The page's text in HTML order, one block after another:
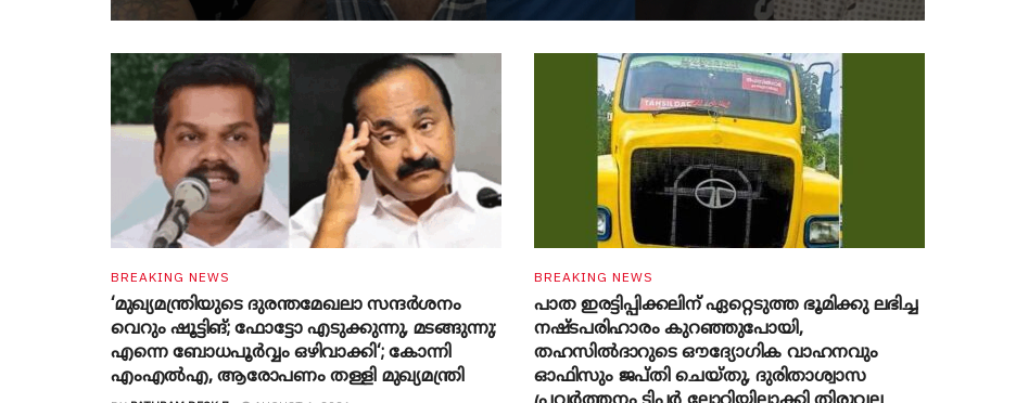
BREAKING NEWS
‘മുഖ്യമന്ത്രിയുടെ ദുരന്തമേഖലാ സന്ദർശനം
വെറും ഷൂട്ടിങ്; ഫോട്ടോ എടുക്കുന്നു, മടങ്ങുന്നു;
എന്നെ ബോധപൂർവ്വം ഒഴിവാക്കി‘; കോന്നി
എംഎൽഎ, ആരോപണം തള്ളി മുഖ്യമന്ത്രി
BREAKING NEWS
പാത ഇരട്ടിപ്പിക്കലിന് ഏറ്റെടുത്ത ഭൂമിക്കു ലഭിച്ച
നഷ്ടപരിഹാരം കുറഞ്ഞുപോയി,
തഹസിൽദാറുടെ ഔദ്യോ​ഗിക വാഹനവും
ഓഫിസും ജപ്തി ചെയ്തു, ദുരിതാശ്വാസ